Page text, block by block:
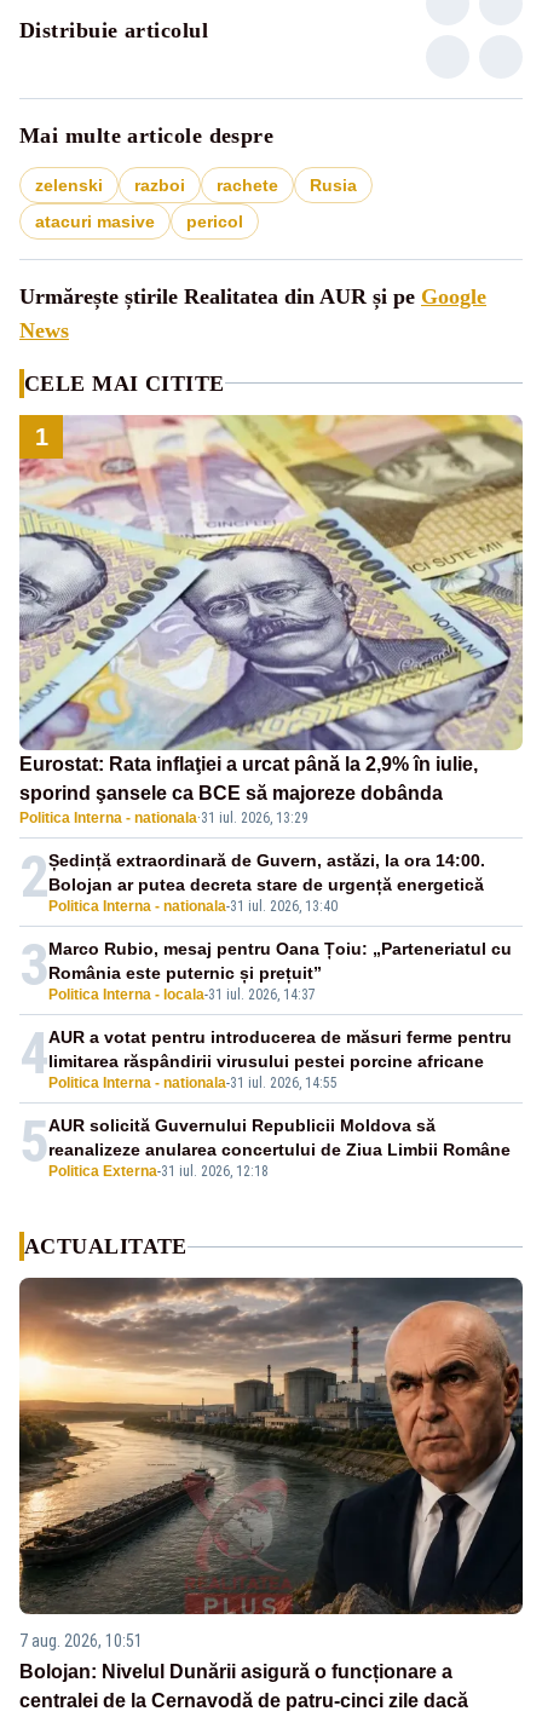
Distribuie articolul
Mai multe articole despre
zelenski razboi rachete
Rusia
atacuri masive
pericol
Urmărește știrile Realitatea din AUR și pe Google
News
CELE MAI CITITE
1
Eurostat: Rata inflaţiei a urcat până la 2,9% în iulie,
sporind şansele ca BCE să majoreze dobânda
Politica Interna - nationala·31 iul. 2026, 13:29
2 Politica Interna - nationala-31 iul. 2026, 13:40
Ședință extraordinară de Guvern, astăzi, la ora 14:00.
Bolojan ar putea decreta stare de urgență energetică
3 Politica Interna - locala-31 iul. 2026, 14:37
Marco Rubio, mesaj pentru Oana Țoiu: „Parteneriatul cu
România este puternic și prețuit”
4 Politica Interna - nationala-31 iul. 2026, 14:55
AUR a votat pentru introducerea de măsuri ferme pentru
limitarea răspândirii virusului pestei porcine africane
5 Politica Externa-31 iul. 2026, 12:18
AUR solicită Guvernului Republicii Moldova să
reanalizeze anularea concertului de Ziua Limbii Române
ACTUALITATE
7 aug. 2026, 10:51
Bolojan: Nivelul Dunării asigură o funcționare a
centralei de la Cernavodă de patru-cinci zile dacă